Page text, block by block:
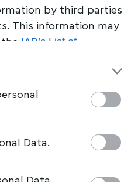
by third parties
This information may
IAB’s List of
Data.